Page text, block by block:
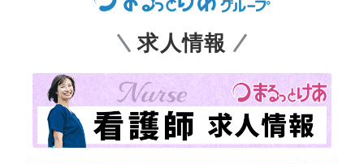
求人情報